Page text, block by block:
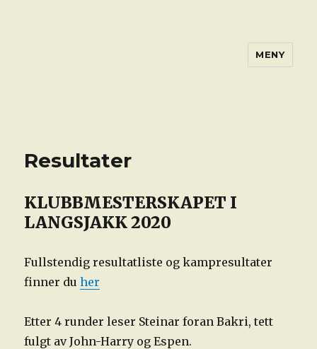
MENY
Resultater
KLUBBMESTERSKAPET I
LANGSJAKK 2020
Fullstendig resultatliste og kampresultater
finner duher
Etter 4 runder leser Steinar foran Bakri, tett
fulgt av John-Harry og Espen.